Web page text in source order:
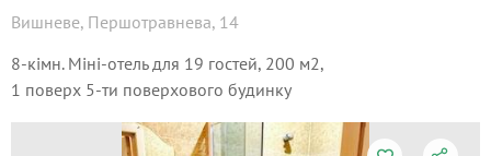
Вишневе, Першотравнева, 14
8-кімн. Міні-отель для 19 гостей, 200 м2,
1 поверх 5-ти поверхового будинку